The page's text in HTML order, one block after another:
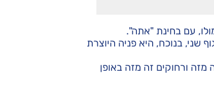
עם בחינת "אתה".
בנוכח, היא פניה היוצרת
מזה ורחוקים זה מזה באופן